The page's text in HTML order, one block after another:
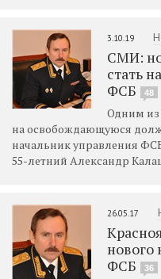
3.10.19
СМИ:
стать
ФСБ
48
Одним из
на освобождающуюся
начальник управления
55-летний Александр
26.05.17
нового
ФСБ
36